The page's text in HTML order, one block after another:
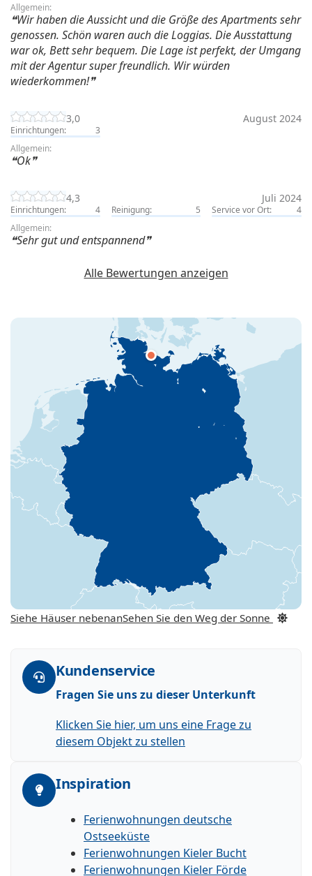
Allgemein:
Wir haben die Aussicht und die Größe des Apartments sehr
genossen. Schön waren auch die Loggias. Die Ausstattung
war ok, Bett sehr bequem. Die Lage ist perfekt, der Umgang
mit der Agentur super freundlich. Wir würden
wiederkommen!
3,0 August 2024
Einrichtungen:
3
Allgemein:
Ok
4,3 Juli 2024
Einrichtungen: 4 Reinigung: 5 Service vor Ort:
4
Allgemein:
Sehr gut und entspannend
Alle Bewertungen anzeigen
Siehe Häuser nebenanSehen Sie den Weg der Sonne
Kundenservice
Fragen Sie uns zu dieser Unterkunft
Klicken Sie hier, um uns eine Frage zu
diesem Objekt zu stellen
Inspiration
Ferienwohnungen deutsche
Ostseeküste
Ferienwohnungen Kieler Bucht
Ferienwohnungen Kieler Förde